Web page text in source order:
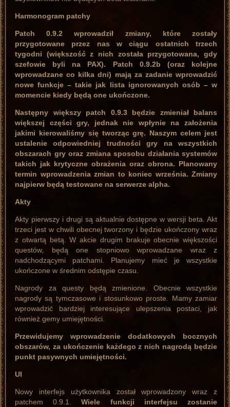
Harmonogram patchy
Patch 0.9.2 wprowadził zmiany, które zostały
przygotowane przez nas w ciągu ostatnich trzech
tygodni (większość z nich została przygotowana, gdy
szefowie byli na PAX). Patch 0.9.2b (oraz kolejne
wprowadzane co kilka dni) mają za zadanie wprowadzić
nowe funkcje – takie jak lista ignorowanych osób – w
momencie kiedy będą one ukończone.
Następny większy patch 0.9.3 będzie zmieniał balans
większej części gry, jednak nie wpłynie na założenia
jakimi kierowaliśmy się tworząc grę. Naszym celem jest
ustalenie odpowiedniej trudności gry na wszystkich
obszarach gry oraz zmiana sposobu działania systemów
takich jak krytyczne obrażenia oraz obrona. Planowany
termin wprowadzenia zmian to koniec września. Zmiany
najpierw będą testowane na serwerze alpha.
Akty
Akty pierwszy i drugi są aktualnie dostępne w wersji beta. Akt
trzeci jest w chwili obecnej tworzony i będzie ukończony wraz
z otwartą betą. W akcie drugim brakuje obecnie większości
questów, będą one stopniowo wprowadzane wraz z
nadchodzącymi patchami. Planujemy mieć je wszystkie
ukończone w średnim odstępie czasu.
Nagrody za questy będą zmienione. Obecnie wszystkie
nagrody są tymczasowe i stosunkowo proste. Mamy zamiar
wprowadzić bardziej interesujące ulepszenia postaci, jak
również gemy umiejętności.
Przewidujemy wprowadzenie dodatkowych bocznych
obszarów, za ukończenie każdego z nich nagrodą będzie
punkt pasywnych umiejętności.
UI
Nowy interfejs użytkownika został wprowadzony wraz z
patchem 0.9.1.Wiele funkcji interfejsu zostanie